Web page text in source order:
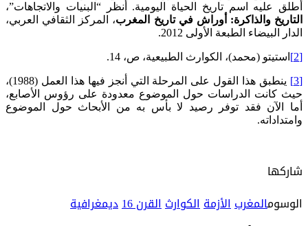
أطلق عليه اسم تاريخ الحياة اليومية. أنظر “البنيات والاتجاهات”،
التاريخ والذاكرة: أوراش في تاريخ المغرب، المركز الثقافي العربي،
الدار البيضاء الطبعة الأولى 2012.
[2] استيتو (محمد)، الكوارث الطبيعية، ص، 14.
[3]
ينطبق هذا القول على المرحلة التي أنجز فيها هذا العمل (1988)،
حيث كانت الدراسات حول الموضوع معدودة على رؤوس الأصابع،
أما الآن فقد توفر رصيد لا بأس به من الأبحاث حول الموضوع
وامتداداته.
شاركها
الوسومالمغربالأزمةالكوارثالقرن 16 ديمغرافية